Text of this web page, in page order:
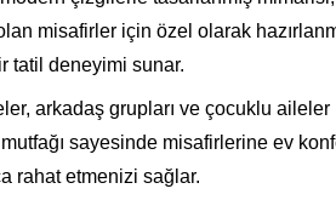
misafirler için özel olarak
tatil deneyimi sunar.
arkadaş grupları ve çocuklu aileler
sayesinde misafirlerine ev
rahat etmenizi sağlar.